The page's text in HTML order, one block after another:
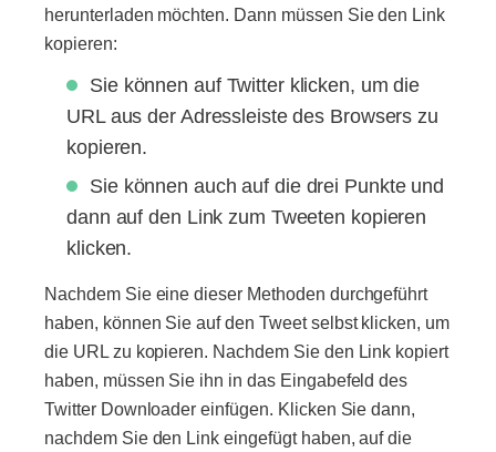
herunterladen möchten. Dann müssen Sie den Link
kopieren:
Sie können auf Twitter klicken, um die
URL aus der Adressleiste des Browsers zu
kopieren.
Sie können auch auf die drei Punkte und
dann auf den Link zum Tweeten kopieren
klicken.
Nachdem Sie eine dieser Methoden durchgeführt
haben, können Sie auf den Tweet selbst klicken, um
die URL zu kopieren. Nachdem Sie den Link kopiert
haben, müssen Sie ihn in das Eingabefeld des
Twitter Downloader einfügen. Klicken Sie dann,
nachdem Sie den Link eingefügt haben, auf die